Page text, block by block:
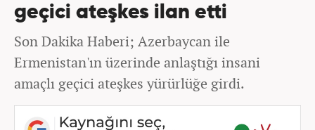
geçici ateşkes ilan etti
Son Dakika Haberi; Azerbaycan ile
Ermenistan'ın üzerinde anlaştığı insani
amaçlı geçici ateşkes yürürlüğe girdi.